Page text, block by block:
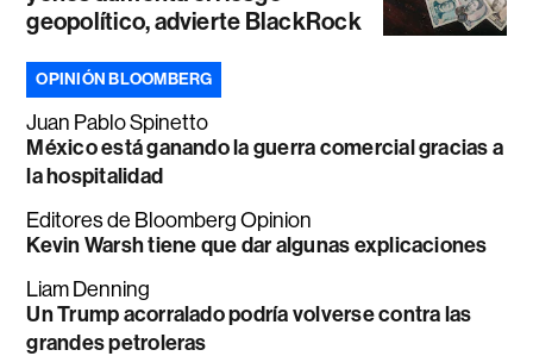
geopolítico, advierte BlackRock
OPINIÓN BLOOMBERG
Juan Pablo Spinetto
México está ganando la guerra comercial gracias a
la hospitalidad
Editores de Bloomberg Opinion
Kevin Warsh tiene que dar algunas explicaciones
Liam Denning
Un Trump acorralado podría volverse contra las
grandes petroleras